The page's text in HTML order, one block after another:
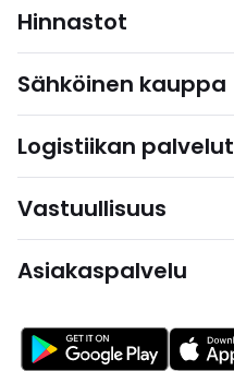
Hinnastot
Sähköinen kauppa
Logistiikan palvelut
Vastuullisuus
Asiakaspalvelu